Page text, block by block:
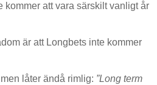
kommer att vara särskilt vanligt år
är att Longbets inte kommer
låter ändå rimlig: ”Long term